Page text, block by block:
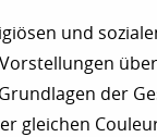
und
der
gleichen